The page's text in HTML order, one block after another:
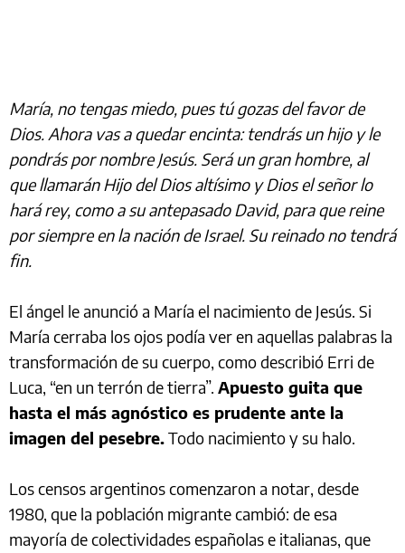
María, no tengas miedo, pues tú gozas del favor de
Dios. Ahora vas a quedar encinta: tendrás un hijo y le
pondrás por nombre Jesús. Será un gran hombre, al
que llamarán Hijo del Dios altísimo y Dios el señor lo
hará rey, como a su antepasado David, para que reine
por siempre en la nación de Israel. Su reinado no tendrá
fin.
El ángel le anunció a María el nacimiento de Jesús. Si
María cerraba los ojos podía ver en aquellas palabras la
transformación de su cuerpo, como describió Erri de
Luca, “en un terrón de tierra”. Apuesto guita que
hasta el más agnóstico es prudente ante la
imagen del pesebre.Todo nacimiento y su halo.
Los censos argentinos comenzaron a notar, desde
1980, que la población migrante cambió: de esa
mayoría de colectividades españolas e italianas, que